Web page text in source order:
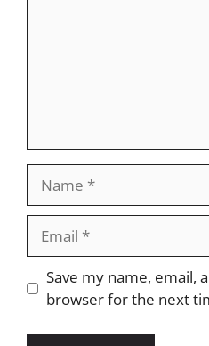
Website
Save my name, email,
browser for the next